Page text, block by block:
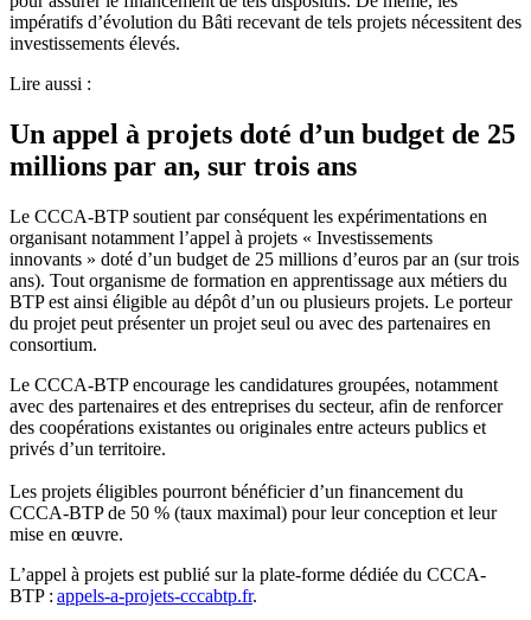
impératifs d’évolution du Bâti recevant de tels projets nécessitent des
investissements élevés.
Lire aussi :
Un appel à projets doté d’un budget de 25
millions par an, sur trois ans
Le CCCA-BTP soutient par conséquent les expérimentations en
organisant notamment l’appel à projets « Investissements
innovants » doté d’un budget de 25 millions d’euros par an (sur trois
ans). Tout organisme de formation en apprentissage aux métiers du
BTP est ainsi éligible au dépôt d’un ou plusieurs projets. Le porteur
du projet peut présenter un projet seul ou avec des partenaires en
consortium.
Le CCCA-BTP encourage les candidatures groupées, notamment
avec des partenaires et des entreprises du secteur, afin de renforcer
des coopérations existantes ou originales entre acteurs publics et
privés d’un territoire.
Les projets éligibles pourront bénéficier d’un financement du
CCCA-BTP de 50 % (taux maximal) pour leur conception et leur
mise en œuvre.
L’appel à projets est publié sur la plate-forme dédiée du CCCA-
BTP : appels-a-projets-cccabtp.fr.